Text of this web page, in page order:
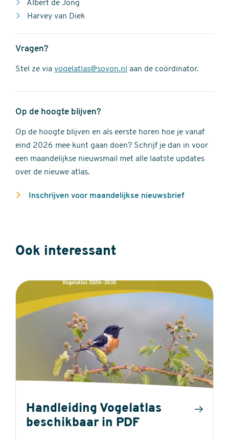
Albert de Jong
Harvey van Diek
Vragen?
Stel ze via vogelatlas@sovon.nl aan de coördinator.
Op de hoogte blijven?
Op de hoogte blijven en als eerste horen hoe je vanaf
eind 2026 mee kunt gaan doen? Schrijf je dan in voor
een maandelijkse nieuwsmail met alle laatste updates
over de nieuwe atlas.
Inschrijven voor maandelijkse nieuwsbrief
Ook interessant
Handleiding Vogelatlas
beschikbaar in PDF